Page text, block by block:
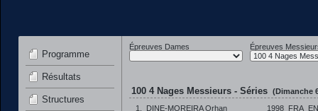
Programme
Résultats
Structures
Épreuves Dames Épreuves
100 4 Nages Messieurs - Séries (Dimanche
1.
DINE-MOREIRA Orhan 1998 FRA